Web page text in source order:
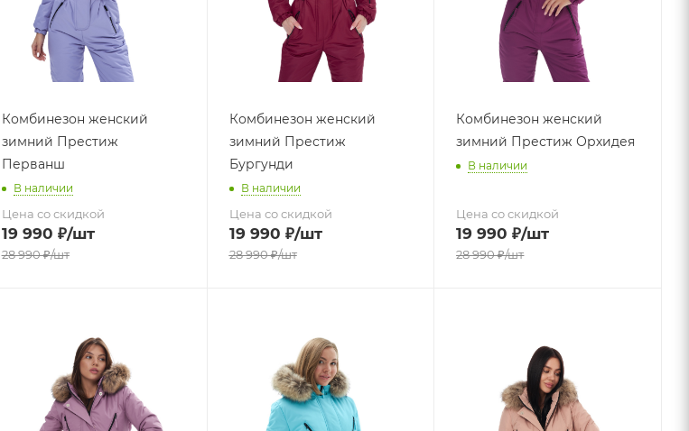
Комбинезон женский
зимний Престиж
Перванш
В наличии
Цена со скидкой
19 990 ₽/шт
28 990₽/шт
Комбинезон женский
зимний Престиж
Бургунди
В наличии
Цена со скидкой
19 990 ₽/шт
28 990₽/шт
Комбинезон женский
зимний Престиж Орхидея
В наличии
Цена со скидкой
19 990 ₽/шт
28 990₽/шт